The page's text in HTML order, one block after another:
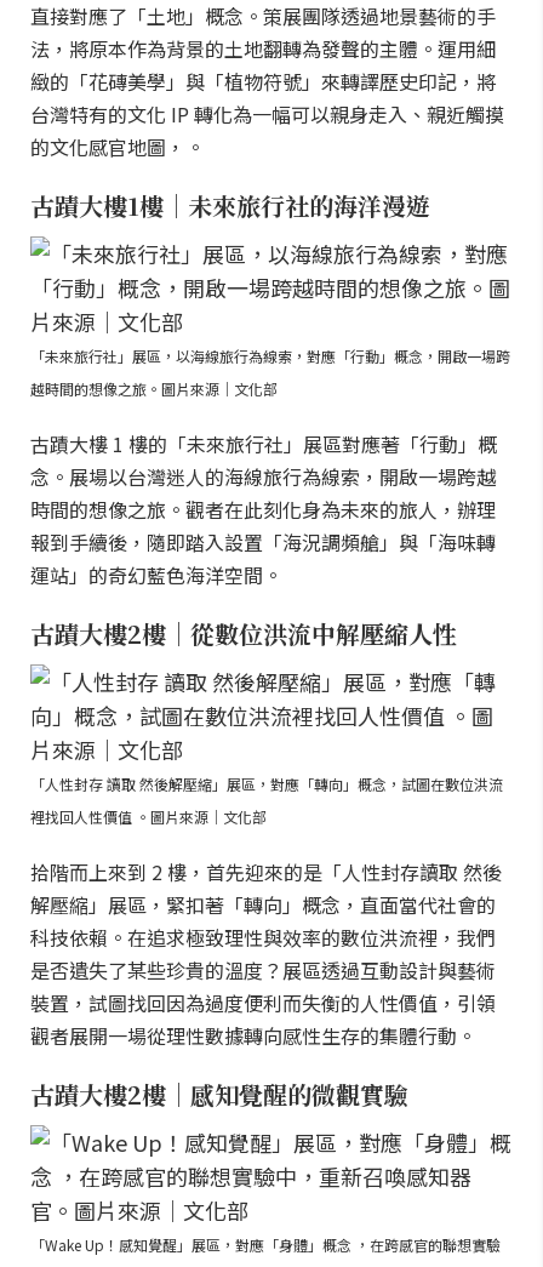
直接對應了「土地」概念。策展團隊透過地景藝術的手
法，將原本作為背景的土地翻轉為發聲的主體。運用細
緻的「花磚美學」與「植物符號」來轉譯歷史印記，將
台灣特有的文化 IP 轉化為一幅可以親身走入、親近觸摸
的文化感官地圖，。
古蹟大樓1樓｜未來旅行社的海洋漫遊
「未來旅行社」展區，以海線旅行為線索，對應「行動」概念，開啟一場跨
越時間的想像之旅。圖片來源｜文化部
古蹟大樓 1 樓的「未來旅行社」展區對應著「行動」概
念。展場以台灣迷人的海線旅行為線索，開啟一場跨越
時間的想像之旅。觀者在此刻化身為未來的旅人，辦理
報到手續後，隨即踏入設置「海況調頻艙」與「海味轉
運站」的奇幻藍色海洋空間。
古蹟大樓2樓｜從數位洪流中解壓縮人性
「人性封存 讀取 然後解壓縮」展區，對應「轉向」概念，試圖在數位洪流
裡找回人性價值 。圖片來源｜文化部
拾階而上來到 2 樓，首先迎來的是「人性封存讀取 然後
解壓縮」展區，緊扣著「轉向」概念，直面當代社會的
科技依賴。在追求極致理性與效率的數位洪流裡，我們
是否遺失了某些珍貴的溫度？展區透過互動設計與藝術
裝置，試圖找回因為過度便利而失衡的人性價值，引領
觀者展開一場從理性數據轉向感性生存的集體行動。
古蹟大樓2樓｜感知覺醒的微觀實驗
「Wake Up！感知覺醒」展區，對應「身體」概念 ，在跨感官的聯想實驗